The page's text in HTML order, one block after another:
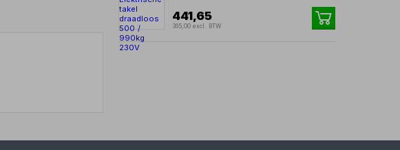
441,65
365,00 excl. BTW